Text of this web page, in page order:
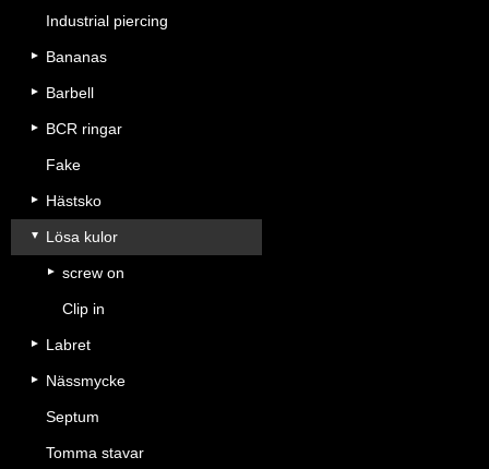
Industrial piercing
Bananas
Barbell
BCR ringar
Fake
Hästsko
Lösa kulor
screw on
Clip in
Labret
Nässmycke
Septum
Tomma stavar